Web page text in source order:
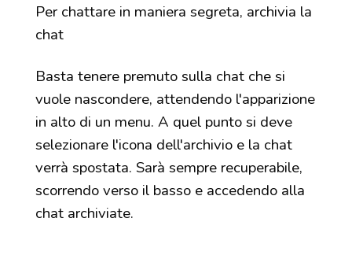
Per chattare in maniera segreta, archivia la
chat
Basta tenere premuto sulla chat che si
vuole nascondere, attendendo l'apparizione
in alto di un menu. A quel punto si deve
selezionare l'icona dell'archivio e la chat
verrà spostata. Sarà sempre recuperabile,
scorrendo verso il basso e accedendo alla
chat archiviate.